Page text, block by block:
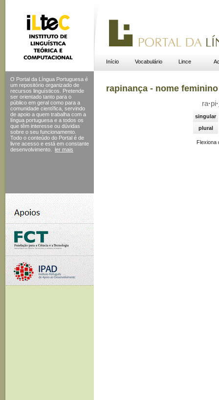
Início Vocabulário Lince
O Portal da Língua Portuguesa é
um repositório organizado de
recursos linguísticos. Pretende
ser orientado tanto para o
público em geral como para a
comunidade científica, servindo
de apoio a quem trabalha com a
língua portuguesa e a todos os
que têm interesse ou dúvidas
sobre o seu funcionamento.
Todo o conteúdo do Portal é de
livre acesso e está em constante
desenvolvimento.
ler mais
rapinança - nome feminino
ra·pi·
singular
plural
Flexiona